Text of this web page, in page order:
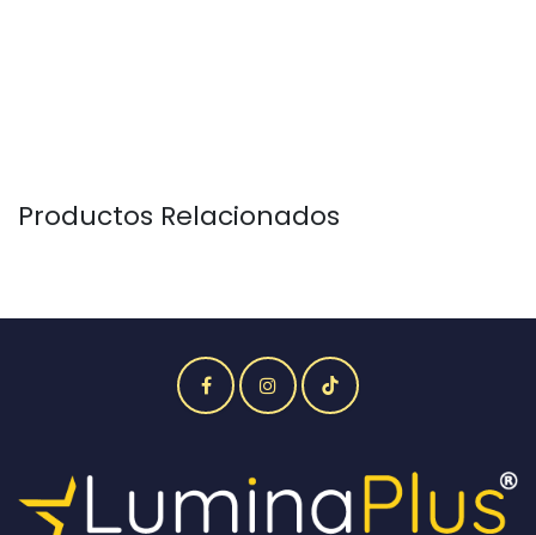
Productos Relacionados